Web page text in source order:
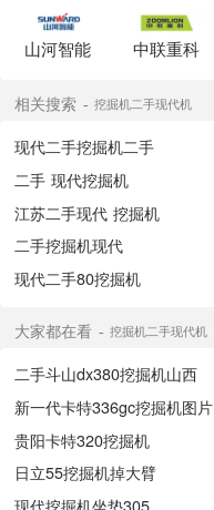
山河智能 中联重科
相关搜索 挖掘机二手现代机
现代二手挖掘机二手
二手 现代挖掘机
江苏二手现代 挖掘机
二手挖掘机现代
现代二手80挖掘机
大家都在看 挖掘机二手现代机
二手斗山dx380挖掘机山西
新一代卡特336gc挖掘机图片
贵阳卡特320挖掘机
日立55挖掘机掉大臂